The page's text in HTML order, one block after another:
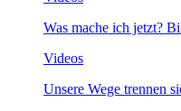
Was mache ich jetzt?
Videos
Unsere Wege trennen